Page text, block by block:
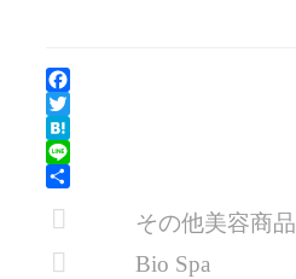
Facebook
Twitter
Hatena
Line
有
その他美容商品
Bio Spa